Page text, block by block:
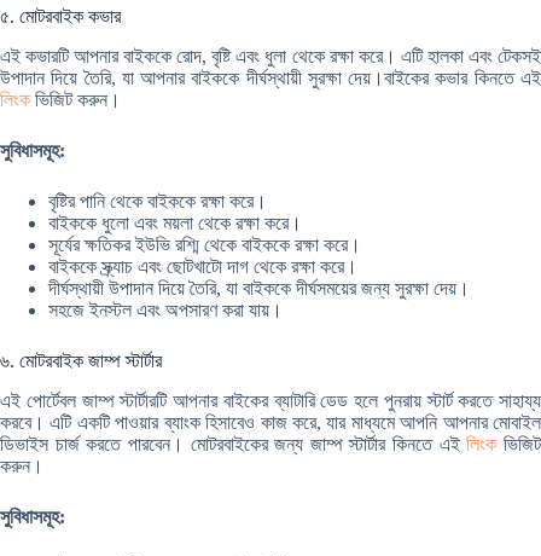
৫. মোটরবাইক কভার
এই কভারটি আপনার বাইককে রোদ, বৃষ্টি এবং ধুলা থেকে রক্ষা করে। এটি হালকা এবং টেকসই
উপাদান দিয়ে তৈরি, যা আপনার বাইককে দীর্ঘস্থায়ী সুরক্ষা দেয়।বাইকের কভার কিনতে এই
লিংক ভিজিট করুন।
সুবিধাসমূহ:
বৃষ্টির পানি থেকে বাইককে রক্ষা করে।
বাইককে ধুলো এবং ময়লা থেকে রক্ষা করে।
সূর্যের ক্ষতিকর ইউভি রশ্মি থেকে বাইককে রক্ষা করে।
বাইককে স্ক্র্যাচ এবং ছোটখাটো দাগ থেকে রক্ষা করে।
দীর্ঘস্থায়ী উপাদান দিয়ে তৈরি, যা বাইককে দীর্ঘসময়ের জন্য সুরক্ষা দেয়।
সহজে ইনস্টল এবং অপসারণ করা যায়।
৬. মোটরবাইক জাম্প স্টার্টার
এই পোর্টেবল জাম্প স্টার্টারটি আপনার বাইকের ব্যাটারি ডেড হলে পুনরায় স্টার্ট করতে সাহায্য
করবে। এটি একটি পাওয়ার ব্যাংক হিসাবেও কাজ করে, যার মাধ্যমে আপনি আপনার মোবাইল
ডিভাইস চার্জ করতে পারবেন। মোটরবাইকের জন্য জাম্প স্টার্টার কিনতে এইলিংক ভিজিট
করুন।
সুবিধাসমূহ: